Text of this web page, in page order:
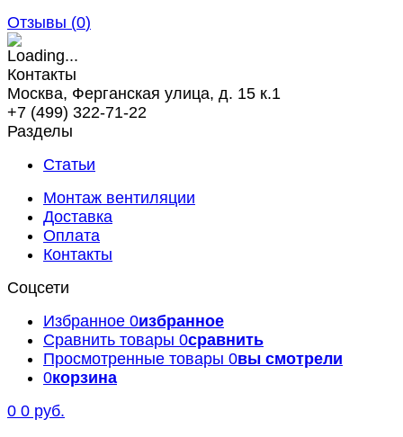
Отзывы (0)
Контакты
Москва, Ферганская улица, д. 15 к.1
+7 (499) 322-71-22
Разделы
Статьи
Монтаж вентиляции
Доставка
Оплата
Контакты
Соцсети
Избранное 0избранное
Сравнить товары 0сравнить
Просмотренные товары 0вы смотрели
0корзина
0 0 руб.